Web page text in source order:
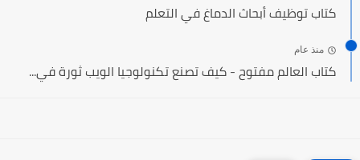
كتاب توظيف أبحاث الدماغ في التعلم
منذ عام
كتاب العالم مفتوح - كيف تصنع تكنولوجيا الويب ثورة في...